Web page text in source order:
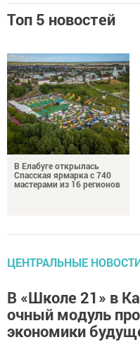
Топ 5 новостей
В Елабуге открылась
Спасская ярмарка с 740
мастерами из 16 регионов
ЦЕНТРАЛЬНЫЕ
В «Школе 21» в
очный модуль
экономики